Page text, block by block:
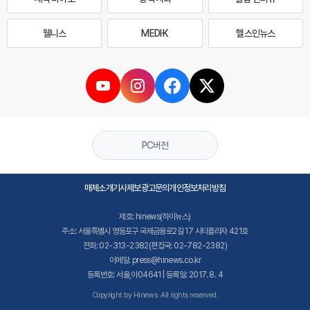
웰니스 MEDI·K 헬스인뉴스
PC버전
매체소개기사제보광고문의개인정보처리방침
제호: hinews(하이뉴스)
주소: 서울특별시 영등포구 국제금융로2길 17 시티플라자 421호
전화: 02-313-2382(편집국: 02-782-2382)
이메일: press@hinews.co.kr
등록번호: 서울,아04641 | 등록일: 2017. 8. 4
Copyright by Hinews. All rights reserved.